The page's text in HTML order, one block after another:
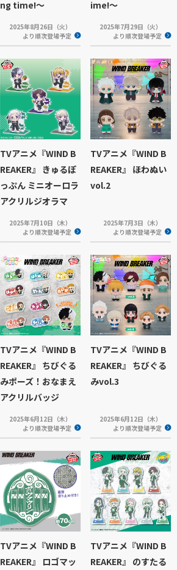
ng time!～
2025年8月26日（火）
より順次登場予定
ime!～
2025年7月29日（火）
より順次登場予定
TVアニメ『WIND B
REAKER』 きゅるぽ
っぷん ミニオーロラ
アクリルジオラマ
2025年7月10日（木）
より順次登場予定
TVアニメ『WIND B
REAKER』 ほわぬい
vol.2
2025年7月3日（木）
より順次登場予定
TVアニメ『WIND B
REAKER』 ちびぐる
みポーズ！おなまえ
アクリルバッジ
2025年6月12日（木）
より順次登場予定
TVアニメ『WIND B
REAKER』 ちびぐる
みvol.3
2025年6月12日（木）
より順次登場予定
TVアニメ『WIND B
REAKER』 ロゴマッ
TVアニメ『WIND B
REAKER』 のすたる